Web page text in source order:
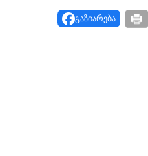
გაზიარება